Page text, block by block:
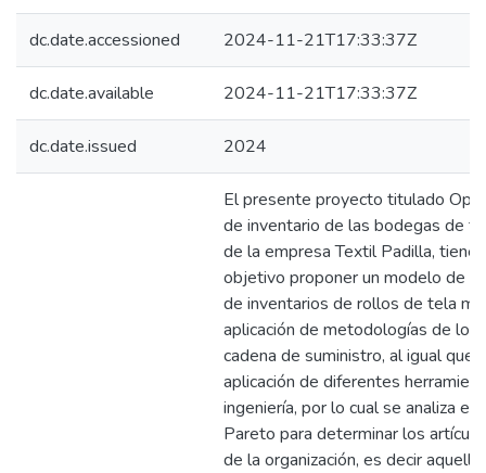
dc.date.accessioned 2024-11-21T17:33:37Z
dc.date.available 2024-11-21T17:33:37Z
dc.date.issued 2024
El presente proyecto titulado
de inventario de las bodegas de
de la empresa Textil Padilla, tiene
objetivo proponer un modelo de
de inventarios de rollos de tela
aplicación de metodologías de
cadena de suministro, al igual que
aplicación de diferentes
ingeniería, por lo cual se analiza el
Pareto para determinar los
de la organización, es decir